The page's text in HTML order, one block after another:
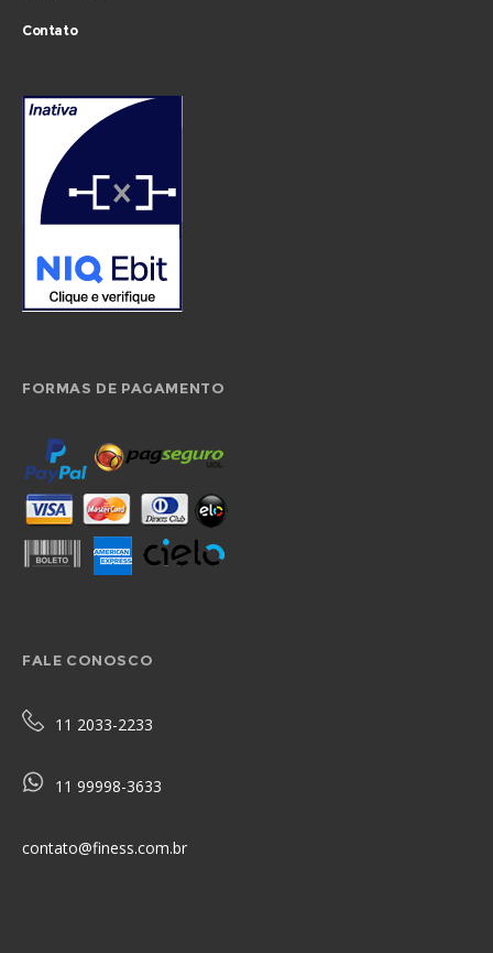
Contato
FORMAS DE PAGAMENTO
FALE CONOSCO
11 2033-2233
11 99998-3633
contato@finess.com.br